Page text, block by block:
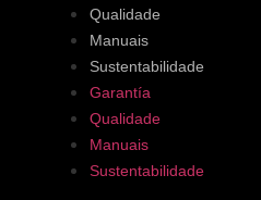
Qualidade
Manuais
Sustentabilidade
Garantía
Qualidade
Manuais
Sustentabilidade